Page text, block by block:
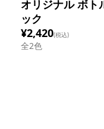
オリジナル ボト
ック
¥2,420(税込)
全2色